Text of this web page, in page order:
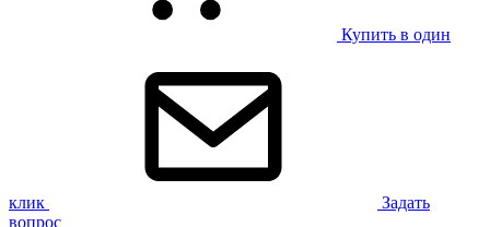
Купить в один
клик
Задать
вопрос